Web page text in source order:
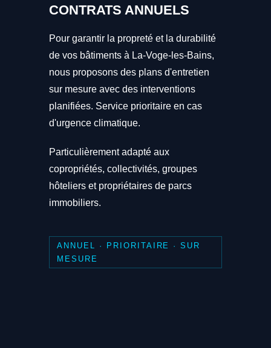
CONTRATS ANNUELS
Pour garantir la propreté et la durabilité
de vos bâtiments à La-Voge-les-Bains,
nous proposons des plans d'entretien
sur mesure avec des interventions
planifiées. Service prioritaire en cas
d'urgence climatique.
Particulièrement adapté aux
copropriétés, collectivités, groupes
hôteliers et propriétaires de parcs
immobiliers.
ANNUEL · PRIORITAIRE · SUR
MESURE